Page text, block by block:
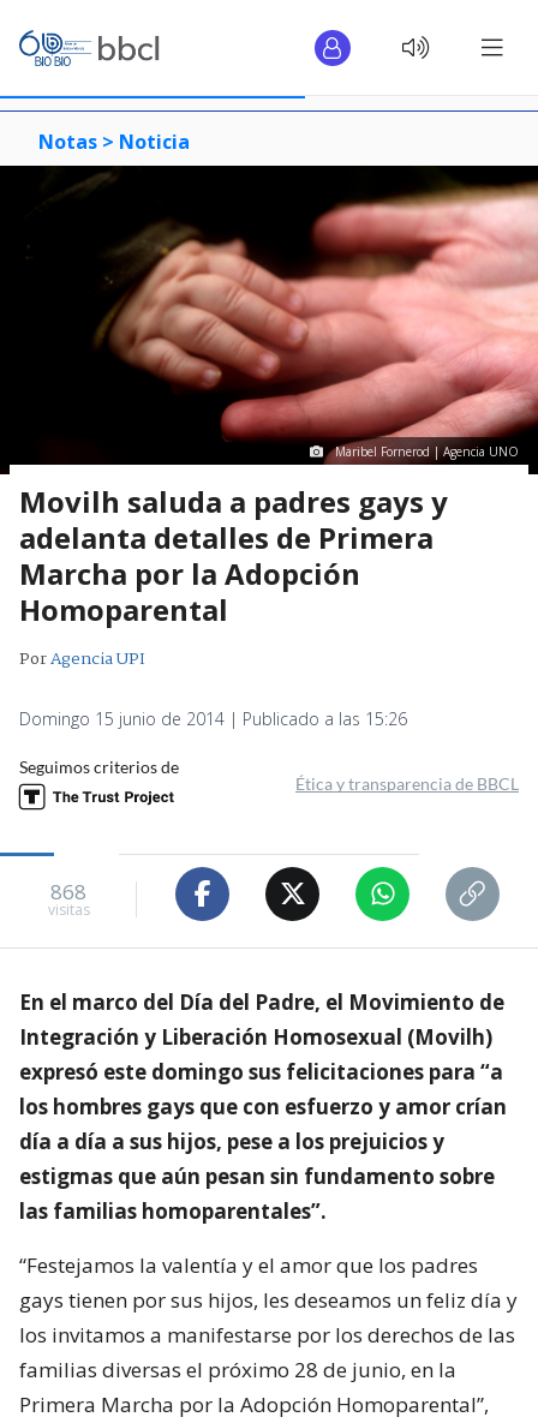
Notas > Noticia
Maribel Fornerod | Agencia UNO
Movilh saluda a padres gays y
adelanta detalles de Primera
Marcha por la Adopción
Homoparental
PorAgencia UPI
Domingo 15 junio de 2014 | Publicado a las 15:26
Seguimos criterios de
Ética y transparencia de BBCL
868
visitas
En el marco del Día del Padre, el Movimiento de
Integración y Liberación Homosexual (Movilh)
expresó este domingo sus felicitaciones para “a
los hombres gays que con esfuerzo y amor crían
día a día a sus hijos, pese a los prejuicios y
estigmas que aún pesan sin fundamento sobre
las familias homoparentales”.
“Festejamos la valentía y el amor que los padres
gays tienen por sus hijos, les deseamos un feliz día y
los invitamos a manifestarse por los derechos de las
familias diversas el próximo 28 de junio, en la
Primera Marcha por la Adopción Homoparental”,